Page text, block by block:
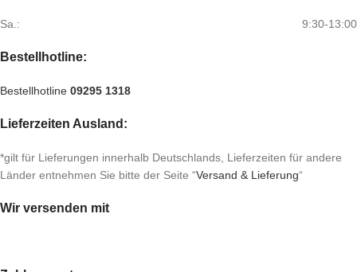
Sa.: 9:30-13:00
Bestellhotline:
Bestellhotline 09295 1318
Lieferzeiten Ausland:
*gilt für Lieferungen innerhalb Deutschlands, Lieferzeiten für andere
Länder entnehmen Sie bitte der Seite “Versand & Lieferung“
Wir versenden mit